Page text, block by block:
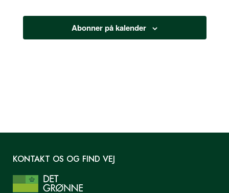
Abonner på kalender
KONTAKT OS OG FIND VEJ